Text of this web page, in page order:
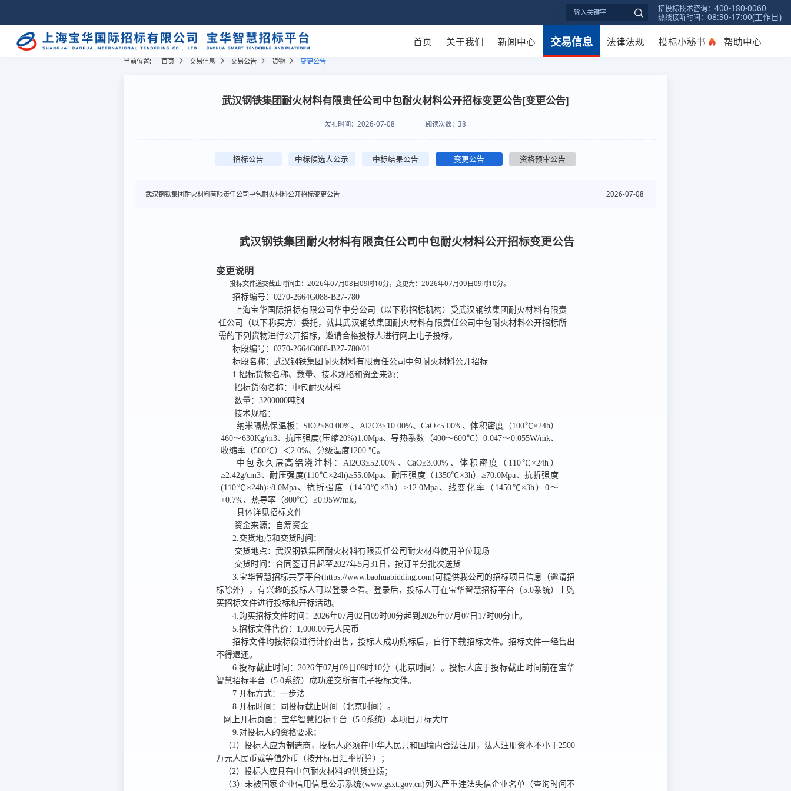
招投标技术咨询：400-180-0060
热线接听时间：08:30-17:00(工作日)
首页 关于我们 新闻中心 交易信息 法律法规 投标小秘书 帮助中心
当前位置: 首页 交易信息 交易公告 货物 变更公告
武汉钢铁集团耐火材料有限责任公司中包耐火材料公开招标变更公告[变更公告]
发布时间： 2026-07-08 阅读次数： 38
招标公告 中标候选人公示 中标结果公告 变更公告 资格预审公告
2026-07-08
武汉钢铁集团耐火材料有限责任公司中包耐火材料公开招标变更公告
武汉钢铁集团耐火材料有限责任公司中包耐火材料公开招标变更公告
变更说明
投标文件递交截止时间由：2026年07月08日09时10分，变更为：2026年07月09日09时10分。
招标编号： 0270-2664G088-B27-780
上海宝华国际招标有限公司华中分公司
（以下称招标机构）受武汉钢铁集团耐火材料有限责
任公司
（以下称买方）委托，就其武汉钢铁集团耐火材料有限责任公司中包耐火材料公开招标所
需的下列货物进行公开招标， 邀请合格投标人进行网上电子投标。
标段编号： 0270-2664G088-B27-780/01
标段名称： 武汉钢铁集团耐火材料有限责任公司中包耐火材料公开招标
1.招标货物名称、数量、技术规格和资金来源：
招标货物名称： 中包耐火材料
数量： 3200000吨钢
技术规格：
纳米隔热保温板：SiO2≥80.00%、Al2O3≥10.00%、CaO≤5.00%、体积密度（100℃×24h）
460～630Kg/m3、抗压强度(压缩20%)1.0Mpa、导热系数（400～600℃）0.047～0.055W/mk、
收缩率（500℃）＜2.0%、分级温度1200 ℃。
中包永久层高铝浇注料：Al2O3≥52.00%、CaO≤3.00%、体积密度（110℃×24h）
≥2.42g/cm3、耐压强度(110℃×24h)≥55.0Mpa、耐压强度（1350℃×3h）≥70.0Mpa、抗折强度
(110℃×24h)≥8.0Mpa、抗折强度（1450℃×3h）≥12.0Mpa、线变化率（1450℃×3h）0～
+0.7%、热导率（800℃）≤0.95W/mk。
具体详见招标文件
资金来源：
自筹资金
2.交货地点和交货时间：
交货地点： 武汉钢铁集团耐火材料有限责任公司耐火材料使用单位现场
交货时间： 合同签订日起至2027年5月31日，按订单分批次送货
3.宝华智慧招标共享平台(https://www.baohuabidding.com)可提供我公司的招标项目信息（邀请招
标除外），有兴趣的投标人可以登录查看。 登录后，投标人可在宝华智慧招标平台（5.0系统）上购
买招标文件进行投标和开标活动。
4.购买招标文件时间： 2026年07月02日09时00分起到 2026年07月07日17时00分止。
5.招标文件售价： 1,000.00元人民币
招标文件均按标段进行计价出售 ， 投标人 成功购标后 ，自行下载招标文件。招标文件一经售出
不得退还。
6.投标截止时间： 2026年07月09日09时10分 （北京时间）。投标人应于投标截止时间前在宝华
智慧招标平台（5.0系统） 成功递交所有电子投标文件。
7.开标方式： 一步法
8.开标时间：
同投标截止时间
（北京时间）。
网上开标页面：宝华智慧招标平台（5.0系统）本项目开标大厅
9.对投标人的资格要求：
（1）投标人应为制造商，投标人必须在中华人民共和国境内合法注册，法人注册资本不小于2500
万元人民币或等值外币（按开标日汇率折算）；
（2）投标人应具有中包耐火材料的供货业绩；
（3）未被国家企业信用信息公示系统(www.gsxt.gov.cn)列入严重违法失信企业名单（查询时间不